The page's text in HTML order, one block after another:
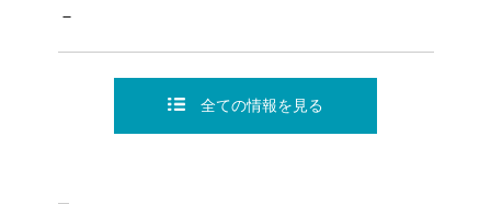
－
全ての情報を見る